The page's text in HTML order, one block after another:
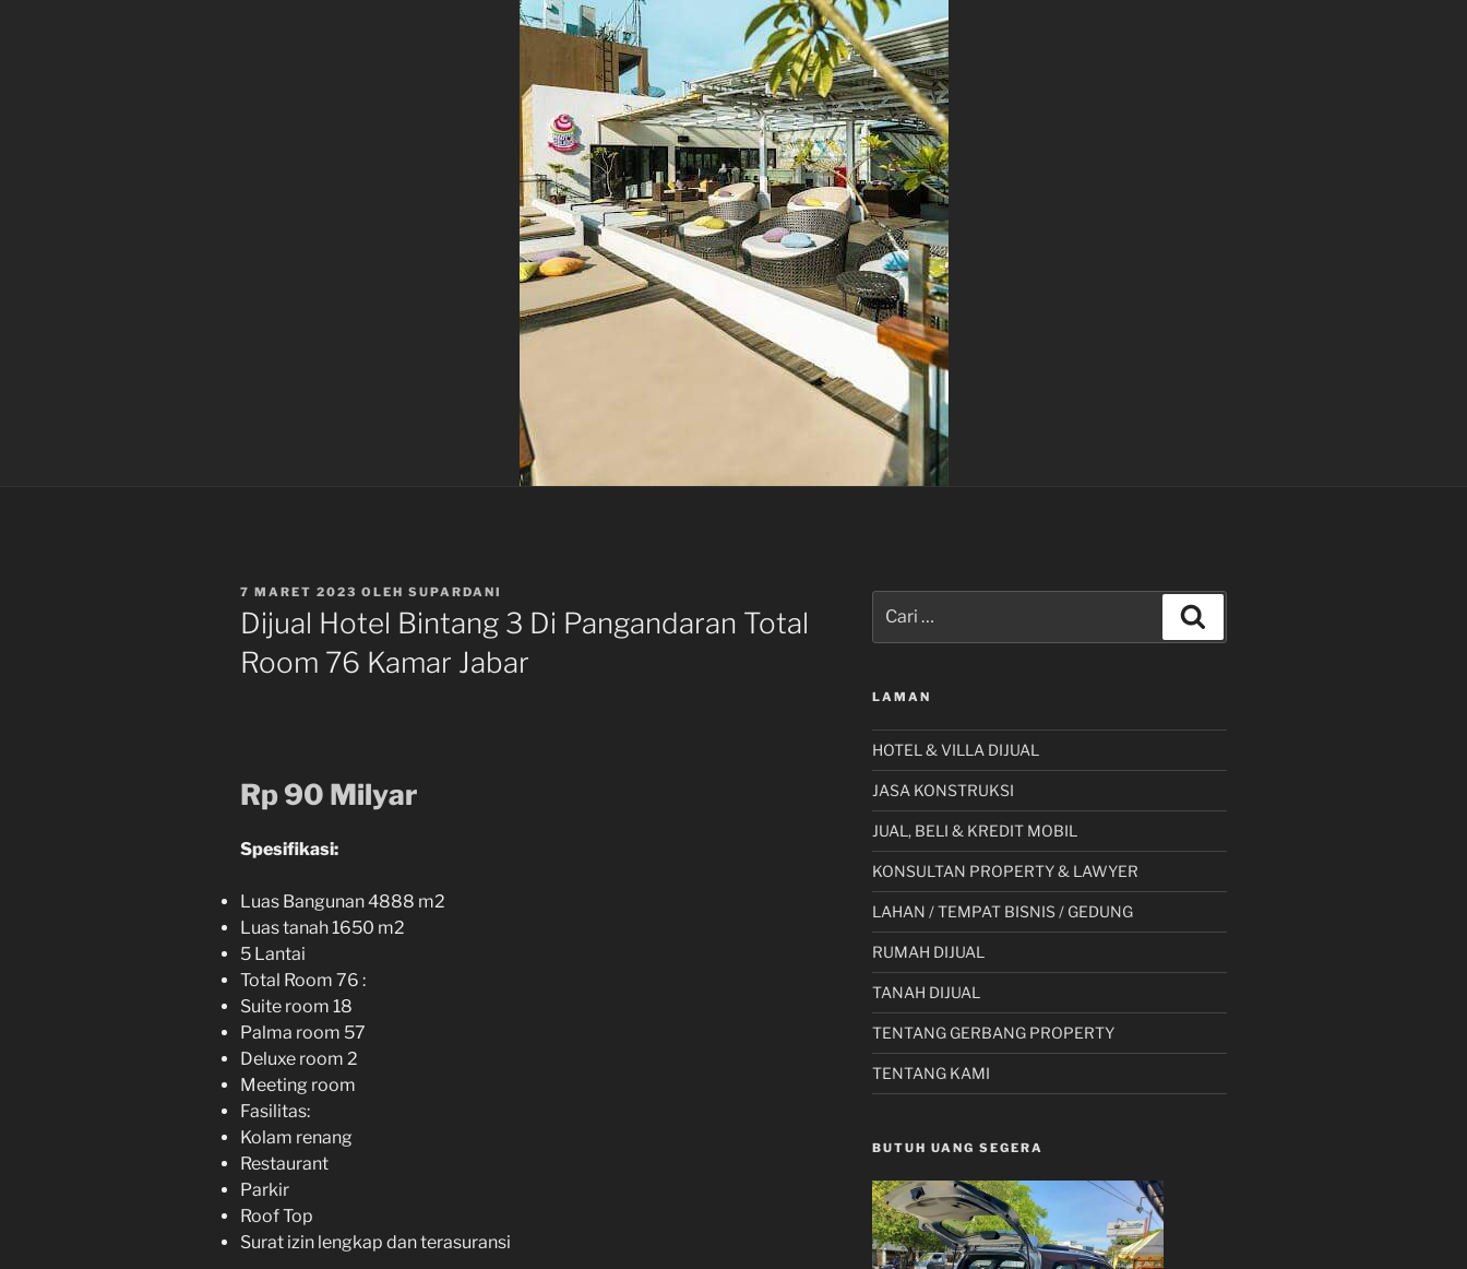
DIPOSKAN
PADA
7 MARET 2023 OLEH SUPARDANI
Dijual Hotel Bintang 3 Di Pangandaran Total
Room 76 Kamar Jabar
Rp 90 Milyar
Spesifikasi:
Luas Bangunan 4888 m2
Luas tanah 1650 m2
5 Lantai
Total Room 76 :
Suite room 18
Palma room 57
Deluxe room 2
Meeting room
Fasilitas:
Kolam renang
Restaurant
Parkir
Roof Top
Surat izin lengkap dan terasuransi
untuk:
LAMAN
HOTEL & VILLA DIJUAL
JASA KONSTRUKSI
JUAL, BELI & KREDIT MOBIL
KONSULTAN PROPERTY & LAWYER
LAHAN / TEMPAT BISNIS / GEDUNG
RUMAH DIJUAL
TANAH DIJUAL
TENTANG GERBANG PROPERTY
TENTANG KAMI
BUTUH UANG SEGERA